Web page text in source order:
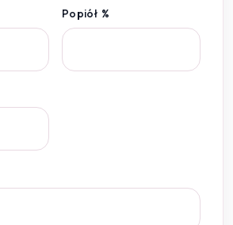
Popiół %